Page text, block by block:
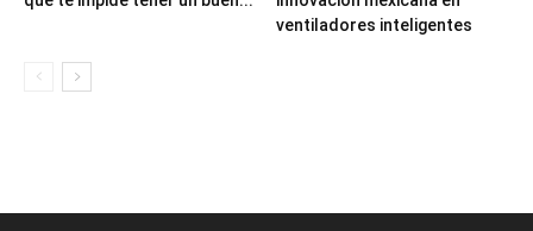
ventiladores inteligentes